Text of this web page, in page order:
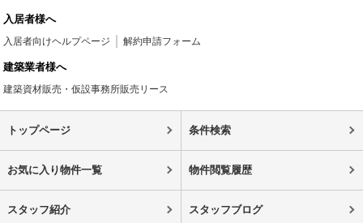
入居者様へ
入居者向けヘルプページ 解約申請フォーム
建築業者様へ
建築資材販売・仮設事務所販売リース
トップページ 条件検索
お気に入り物件一覧 物件閲覧履歴
スタッフ紹介 スタッフブログ